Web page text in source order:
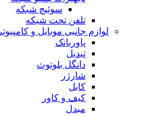
سوئیچ‌ شبکه
تلفن تحت شبکه
لوازم جانبی موبایل و کامپیوتر
پاوربانک
تبدیل
دانگل بلوتوث
شارژر
کابل
کیف و کاور
مبدل